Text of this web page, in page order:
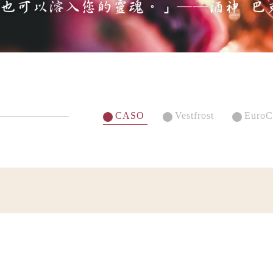
CASO Vestfrost